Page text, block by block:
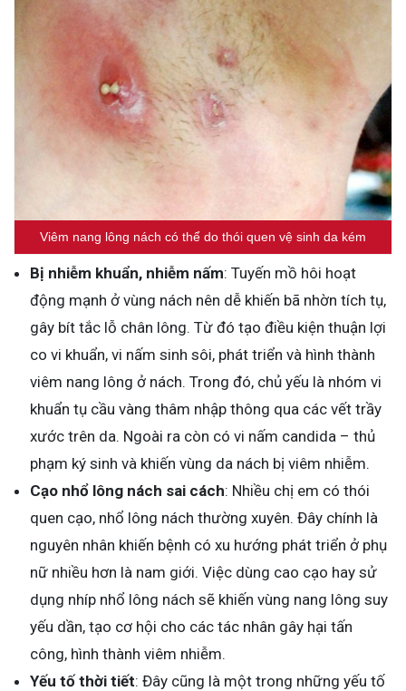
Viêm nang lông nách có thể do thói quen vệ sinh da kém
Bị nhiễm khuẩn, nhiễm nấm: Tuyến mồ hôi hoạt
động mạnh ở vùng nách nên dễ khiến bã nhờn tích tụ,
gây bít tắc lỗ chân lông. Từ đó tạo điều kiện thuận lợi
co vi khuẩn, vi nấm sinh sôi, phát triển và hình thành
viêm nang lông ở nách. Trong đó, chủ yếu là nhóm vi
khuẩn tụ cầu vàng thâm nhập thông qua các vết trầy
xước trên da. Ngoài ra còn có vi nấm candida – thủ
phạm ký sinh và khiến vùng da nách bị viêm nhiễm.
Cạo nhổ lông nách sai cách: Nhiều chị em có thói
quen cạo, nhổ lông nách thường xuyên. Đây chính là
nguyên nhân khiến bệnh có xu hướng phát triển ở phụ
nữ nhiều hơn là nam giới. Việc dùng cao cạo hay sử
dụng nhíp nhổ lông nách sẽ khiến vùng nang lông suy
yếu dần, tạo cơ hội cho các tác nhân gây hại tấn
công, hình thành viêm nhiễm.
Yếu tố thời tiết: Đây cũng là một trong những yếu tố